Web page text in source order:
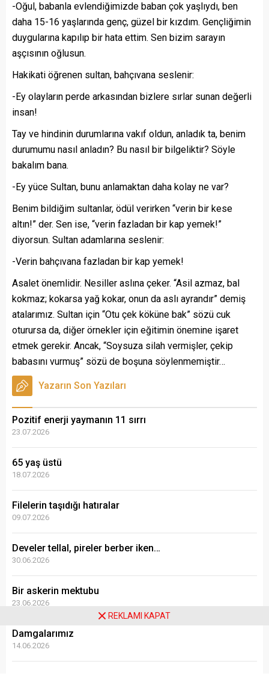
-Oğul, babanla evlendiğimizde baban çok yaşlıydı, ben
daha 15-16 yaşlarında genç, güzel bir kızdım. Gençliğimin
duygularına kapılıp bir hata ettim. Sen bizim sarayın
aşçısının oğlusun.
Hakikati öğrenen sultan, bahçıvana seslenir:
-Ey olayların perde arkasından bizlere sırlar sunan değerli
insan!
Tay ve hindinin durumlarına vakıf oldun, anladık ta, benim
durumumu nasıl anladın? Bu nasıl bir bilgeliktir? Söyle
bakalım bana.
-Ey yüce Sultan, bunu anlamaktan daha kolay ne var?
Benim bildiğim sultanlar, ödül verirken “verin bir kese
altın!” der. Sen ise, “verin fazladan bir kap yemek!”
diyorsun. Sultan adamlarına seslenir:
-Verin bahçıvana fazladan bir kap yemek!
Asalet önemlidir. Nesiller aslına çeker. “Asil azmaz, bal
kokmaz; kokarsa yağ kokar, onun da aslı ayrandır” demiş
atalarımız. Sultan için “Otu çek köküne bak” sözü cuk
oturursa da, diğer örnekler için eğitimin önemine işaret
etmek gerekir. Ancak, “Soysuza silah vermişler, çekip
babasını vurmuş” sözü de boşuna söylenmemiştir…
Yazarın Son Yazıları
Pozitif enerji yaymanın 11 sırrı
23.07.2026
65 yaş üstü
18.07.2026
Filelerin taşıdığı hatıralar
09.07.2026
Develer tellal, pireler berber iken…
30.06.2026
Bir askerin mektubu
23.06.2026
Damgalarımız
14.06.2026
REKLAMI KAPAT